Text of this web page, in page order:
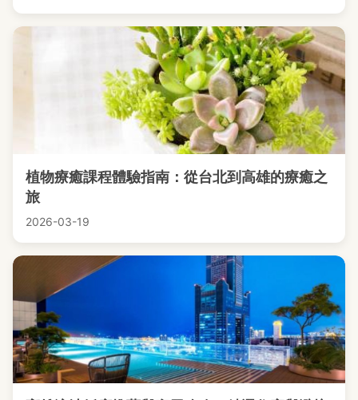
植物療癒課程體驗指南：從台北到高雄的療癒之
旅
2026-03-19